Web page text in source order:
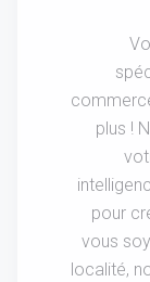
plus !
pour
vous
localité,